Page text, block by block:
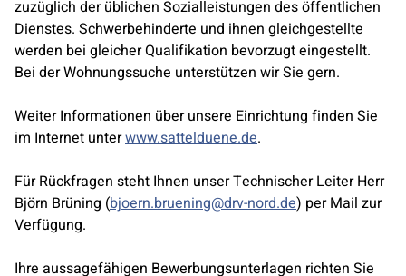
zuzüglich der üblichen Sozialleistungen des öffentlichen
Dienstes. Schwerbehinderte und ihnen gleichgestellte
werden bei gleicher Qualifikation bevorzugt eingestellt.
Bei der Wohnungssuche unterstützen wir Sie gern.
Weiter Informationen über unsere Einrichtung finden Sie
im Internet unterwww.sattelduene.de.
Für Rückfragen steht Ihnen unser Technischer Leiter Herr
Björn Brüning (bjoern.bruening@drv-nord.de) per Mail zur
Verfügung.
Ihre aussagefähigen Bewerbungsunterlagen richten Sie